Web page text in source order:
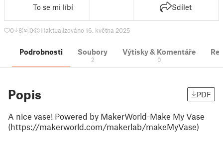
To se mi líbí Sdílet
0 8 0 11aktualizováno 16. května 2025
Podrobnosti Soubory
2
Výtisky & Komentáře
0
Popis PDF
A nice vase! Powered by MakerWorld-Make My Vase
(https://makerworld.com/makerlab/makeMyVase)